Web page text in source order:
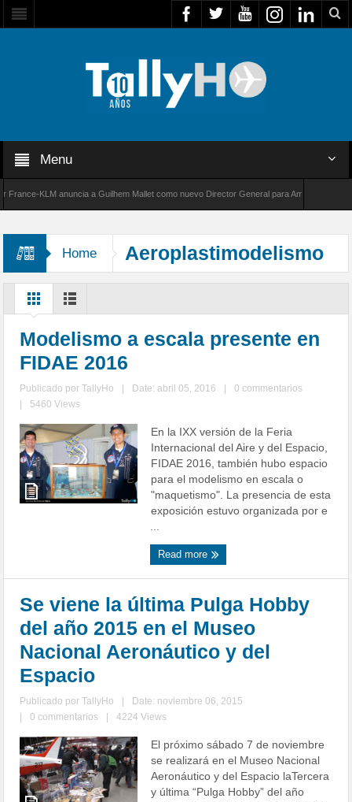
Menu
KLM anuncia a Guilhem Mallet como nuevo Director General para América Latina
Home Aeroplastimodelismo
Modelismo a escala presente en
FIDAE 2016
Publicado porTallyHo Date: abril 05, 2016
0 commentarios
5460 Views
En la IXX versión de la Feria
Internacional del Aire y del Espacio,
FIDAE 2016, también hubo espacio
para el modelismo en escala o
"maquetismo". La presencia de esta
exposición estuvo organizada por e
...
Read more
Se viene la última Pulga Hobby
del año 2015 en el Museo
Nacional Aeronáutico y del
Espacio
Publicado porTallyHo
Date: noviembre 06, 2015
0 commentarios 4224 Views
El próximo sábado 7 de noviembre
se realizará en el Museo Nacional
Aeronáutico y del Espacio laTercera
y última “Pulga Hobby” del año